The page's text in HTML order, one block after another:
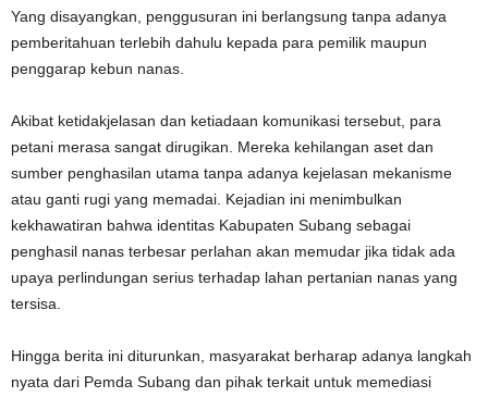
Yang disayangkan, penggusuran ini berlangsung tanpa adanya
pemberitahuan terlebih dahulu kepada para pemilik maupun
penggarap kebun nanas.
Akibat ketidakjelasan dan ketiadaan komunikasi tersebut, para
petani merasa sangat dirugikan. Mereka kehilangan aset dan
sumber penghasilan utama tanpa adanya kejelasan mekanisme
atau ganti rugi yang memadai. Kejadian ini menimbulkan
kekhawatiran bahwa identitas Kabupaten Subang sebagai
penghasil nanas terbesar perlahan akan memudar jika tidak ada
upaya perlindungan serius terhadap lahan pertanian nanas yang
tersisa.
Hingga berita ini diturunkan, masyarakat berharap adanya langkah
nyata dari Pemda Subang dan pihak terkait untuk memediasi